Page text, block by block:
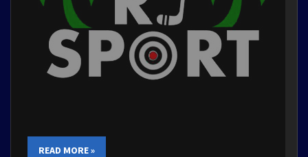
READ MORE »